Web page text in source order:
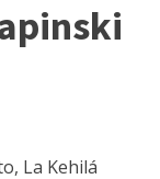
La Kehilá